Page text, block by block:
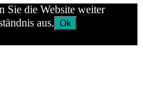
Sie die Website weiter
aus. Ok